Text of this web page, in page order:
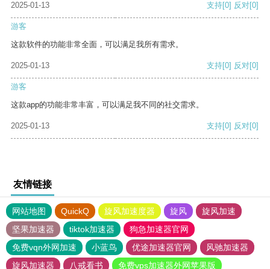
2025-01-13
支持[0] 反对[0]
游客
这款软件的功能非常全面，可以满足我所有需求。
2025-01-13 支持[0] 反对[0]
游客
这款app的功能非常丰富，可以满足我不同的社交需求。
2025-01-13 支持[0] 反对[0]
友情链接
网站地图 QuickQ 旋风加速度器 旋风
旋风加速
坚果加速器
tiktok加速器
狗急加速器官网
免费vqn外网加速
小蓝鸟 优途加速器官网
风驰加速器
旋风加速器
八戒看书 免费vps加速器外网苹果版